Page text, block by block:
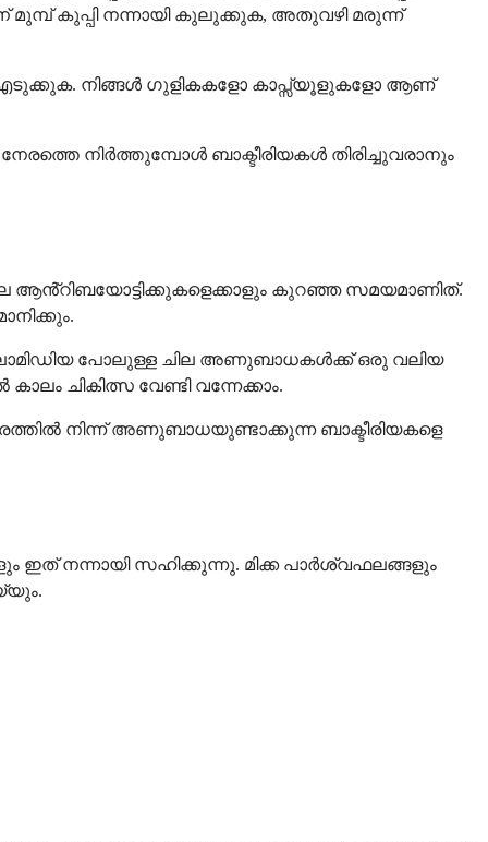
കുപ്പി നന്നായി കുലുക്കുക, അതുവഴി മരുന്ന്
എടുക്കുക. നിങ്ങൾ ഗുളികകളോ കാപ്സ്യൂളുകളോ ആണ്
നിർത്തുമ്പോൾ ബാക്ടീരിയകൾ തിരിച്ചുവരാനും
ആൻ്റിബയോട്ടിക്കുകളെക്കാളും കുറഞ്ഞ സമയമാണിത്.
പോലുള്ള ചില അണുബാധകൾക്ക് ഒരു വലിയ
ചികിത്സ വേണ്ടി വന്നേക്കാം.
നിന്ന് അണുബാധയുണ്ടാക്കുന്ന ബാക്ടീരിയകളെ
നന്നായി സഹിക്കുന്നു. മിക്ക പാർശ്വഫലങ്ങളും